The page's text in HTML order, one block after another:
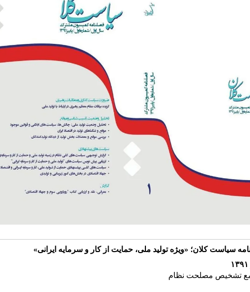
سیاست کلان؛ «ویژه‌تولید ملی، حمایت از کار و سرمایه ایرانی»
تشخیص مصلحت نظام